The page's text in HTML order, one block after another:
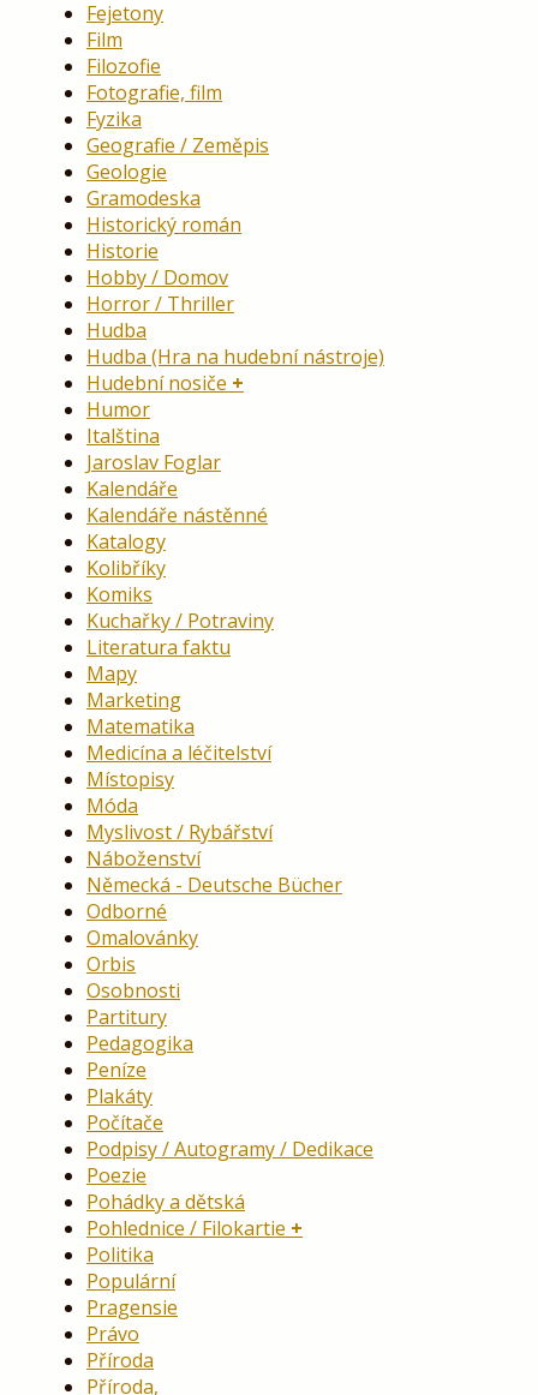
Fejetony
Film
Filozofie
Fotografie, film
Fyzika
Geografie / Zeměpis
Geologie
Gramodeska
Historický román
Historie
Hobby / Domov
Horror / Thriller
Hudba
Hudba (Hra na hudební nástroje)
Hudební nosiče
Humor
Italština
Jaroslav Foglar
Kalendáře
Kalendáře nástěnné
Katalogy
Kolibříky
Komiks
Kuchařky / Potraviny
Literatura faktu
Mapy
Marketing
Matematika
Medicína a léčitelství
Místopisy
Móda
Myslivost / Rybářství
Náboženství
Německá - Deutsche Bücher
Odborné
Omalovánky
Orbis
Osobnosti
Partitury
Pedagogika
Peníze
Plakáty
Počítače
Podpisy / Autogramy / Dedikace
Poezie
Pohádky a dětská
Pohlednice / Filokartie
Politika
Populární
Pragensie
Právo
Příroda
Příroda,